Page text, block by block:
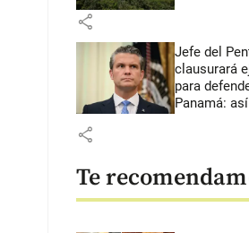
share
Jefe del
clausurará
para
Panamá:
share
Te